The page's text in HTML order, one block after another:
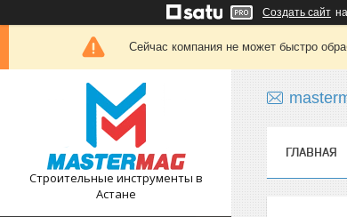
Создать сайт
Сейчас компания не может быстро
Строительные инструменты в
Астане
ГЛАВНАЯ